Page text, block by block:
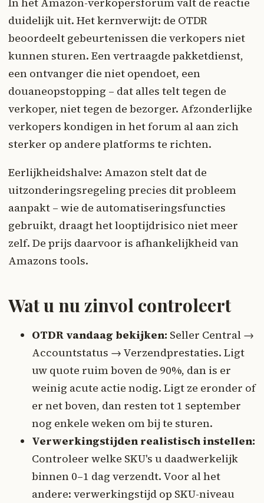
duidelijk uit. Het kernverwijt: de OTDR
beoordeelt gebeurtenissen die verkopers niet
kunnen sturen. Een vertraagde pakketdienst,
een ontvanger die niet opendoet, een
douaneopstopping – dat alles telt tegen de
verkoper, niet tegen de bezorger. Afzonderlijke
verkopers kondigen in het forum al aan zich
sterker op andere platforms te richten.
Eerlijkheidshalve: Amazon stelt dat de
uitzonderingsregeling precies dit probleem
aanpakt – wie de automatiseringsfuncties
gebruikt, draagt het looptijdrisico niet meer
zelf. De prijs daarvoor is afhankelijkheid van
Amazons tools.
Wat u nu zinvol controleert
OTDR vandaag bekijken: Seller Central →
Accountstatus → Verzendprestaties. Ligt
uw quote ruim boven de 90%, dan is er
weinig acute actie nodig. Ligt ze eronder of
er net boven, dan resten tot 1 september
nog enkele weken om bij te sturen.
Verwerkingstijden realistisch instellen:
Controleer welke SKU's u daadwerkelijk
binnen 0–1 dag verzendt. Voor al het
andere: verwerkingstijd op SKU-niveau